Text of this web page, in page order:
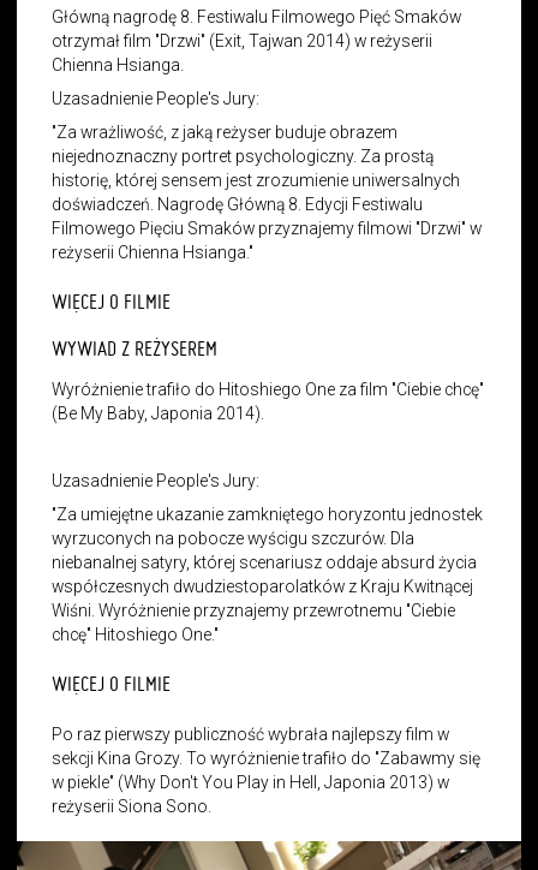
Główną nagrodę 8. Festiwalu Filmowego Pięć Smaków
otrzymał film "Drzwi" (Exit, Tajwan 2014) w reżyserii
Chienna Hsianga.
Uzasadnienie People's Jury:
"Za wrażliwość, z jaką reżyser buduje obrazem
niejednoznaczny portret psychologiczny. Za prostą
historię, której sensem jest zrozumienie uniwersalnych
doświadczeń. Nagrodę Główną 8. Edycji Festiwalu
Filmowego Pięciu Smaków przyznajemy filmowi "Drzwi" w
reżyserii Chienna Hsianga."
WIĘCEJ O FILMIE
WYWIAD Z REŻYSEREM
Wyróżnienie trafiło do Hitoshiego One za film "Ciebie chcę"
(Be My Baby, Japonia 2014).
Uzasadnienie People's Jury:
"Za umiejętne ukazanie zamkniętego horyzontu jednostek
wyrzuconych na pobocze wyścigu szczurów. Dla
niebanalnej satyry, której scenariusz oddaje absurd życia
współczesnych dwudziestoparolatków z Kraju Kwitnącej
Wiśni. Wyróżnienie przyznajemy przewrotnemu "Ciebie
chcę" Hitoshiego One."
WIĘCEJ O FILMIE
Po raz pierwszy publiczność wybrała najlepszy film w
sekcji Kina Grozy. To wyróżnienie trafiło do "Zabawmy się
w piekle" (Why Don't You Play in Hell, Japonia 2013) w
reżyserii Siona Sono.